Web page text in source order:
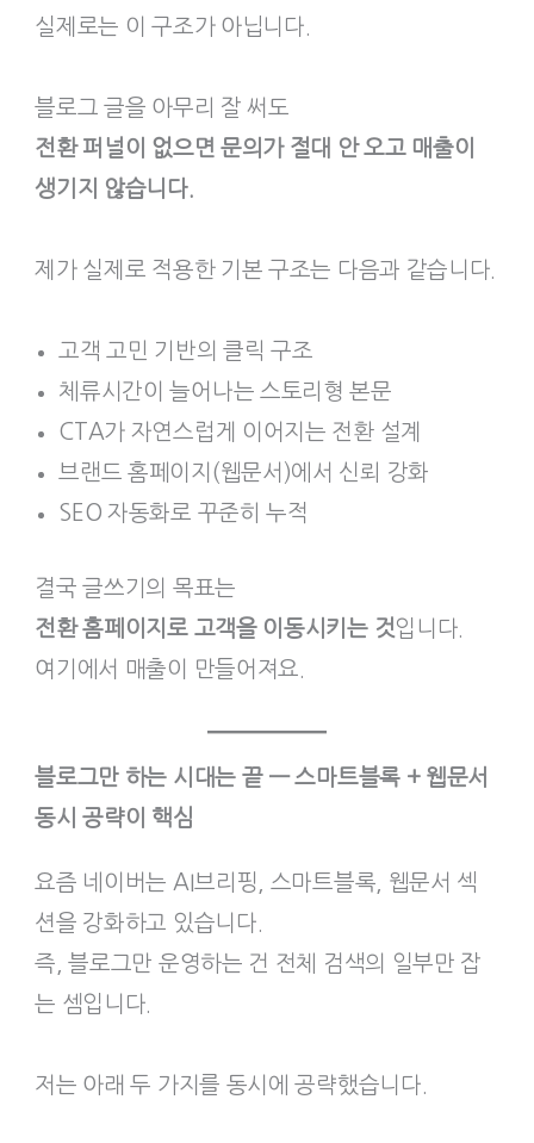
실제로는 이 구조가 아닙니다.
블로그 글을 아무리 잘 써도
전환 퍼널이 없으면 문의가 절대 안 오고 매출이
생기지 않습니다.
제가 실제로 적용한 기본 구조는 다음과 같습니다.
고객 고민 기반의 클릭 구조
체류시간이 늘어나는 스토리형 본문
CTA가 자연스럽게 이어지는 전환 설계
브랜드 홈페이지(웹문서)에서 신뢰 강화
SEO 자동화로 꾸준히 누적
결국 글쓰기의 목표는
전환 홈페이지로 고객을 이동시키는 것입니다.
여기에서 매출이 만들어져요.
블로그만 하는 시대는 끝 — 스마트블록 + 웹문서
동시 공략이 핵심
요즘 네이버는 AI브리핑, 스마트블록, 웹문서 섹
션을 강화하고 있습니다.
즉, 블로그만 운영하는 건 전체 검색의 일부만 잡
는 셈입니다.
저는 아래 두 가지를 동시에 공략했습니다.